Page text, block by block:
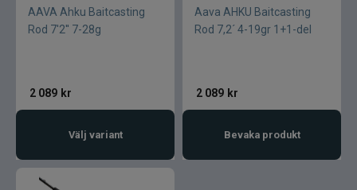
AAVA Ahku Baitcasting
Rod 7'2'' 7-28g
2 089 kr
Välj variant
Aava AHKU Baitcasting
Rod 7,2´ 4-19gr 1+1-del
2 089 kr
Bevaka produkt